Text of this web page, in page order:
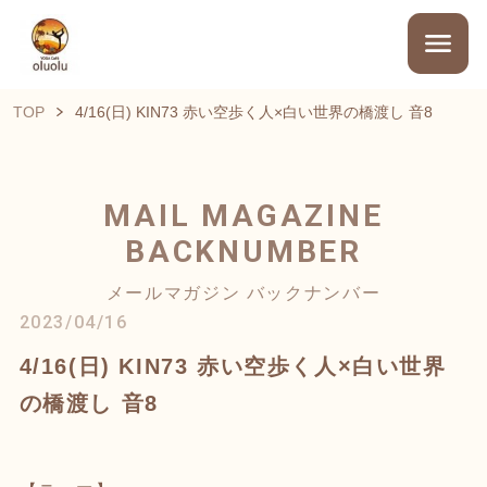
TOP 4/16(日) KIN73 赤い空歩く人×白い世界の橋渡し 音8
MAIL MAGAZINE
BACKNUMBER
メールマガジン バックナンバー
2023/04/16
4/16(日) KIN73 赤い空歩く人×白い世界
の橋渡し 音8